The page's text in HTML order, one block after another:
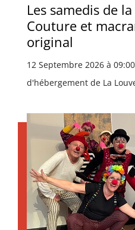
Les samedis de
Couture et
original
12 Septembre 2026 à
d'hébergement de La